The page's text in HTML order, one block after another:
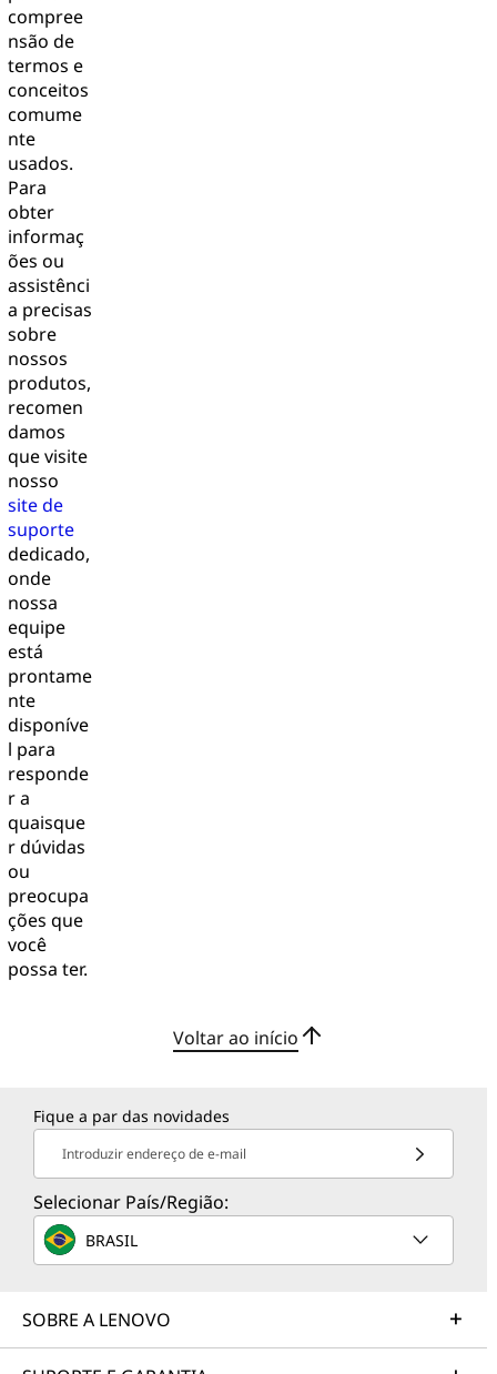
compree
nsão de
termos e
conceitos
comume
nte
usados.
Para
obter
informaç
ões ou
assistênci
a precisas
sobre
nossos
produtos,
recomen
damos
que visite
nosso
site de
suporte
dedicado,
onde
nossa
equipe
está
prontame
nte
disponíve
l para
responde
r a
quaisque
r dúvidas
ou
preocupa
ções que
você
possa ter.
Voltar ao início
Fique a par das novidades
Introduzir endereço de e-mail
Selecionar País/Região:
BRASIL
SOBRE A LENOVO